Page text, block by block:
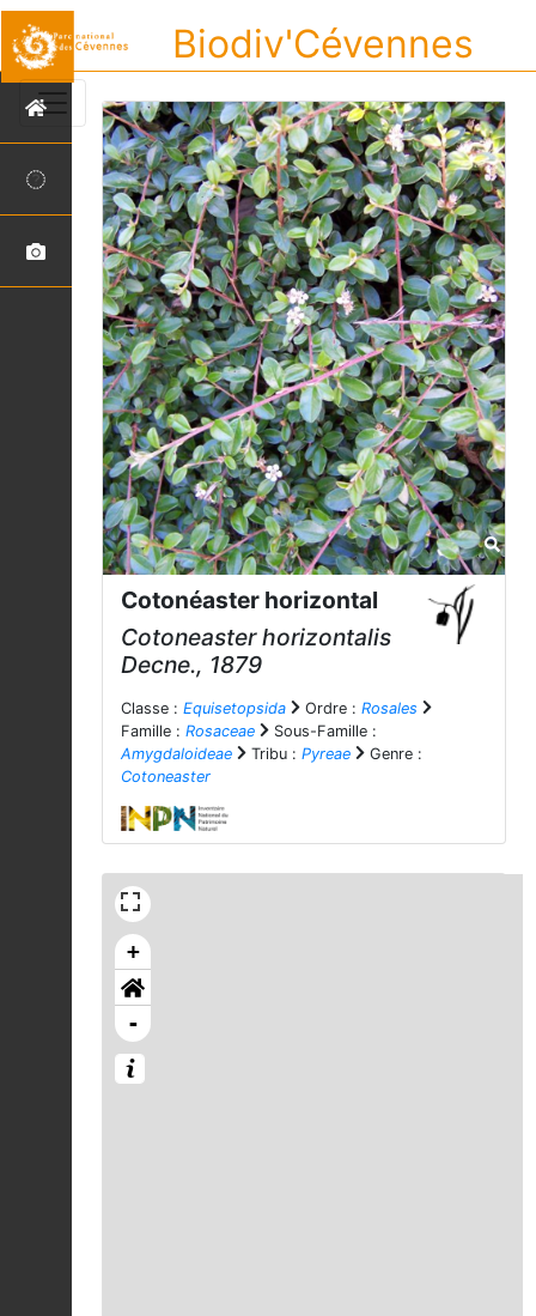
Biodiv'Cévennes
Cotonéaster horizontal
Cotoneaster horizontalis
Decne., 1879
Classe : Equisetopsida Ordre : Rosales
Famille : Rosaceae
Sous-Famille :
Amygdaloideae
Tribu : Pyreae
Genre :
Cotoneaster
+
-